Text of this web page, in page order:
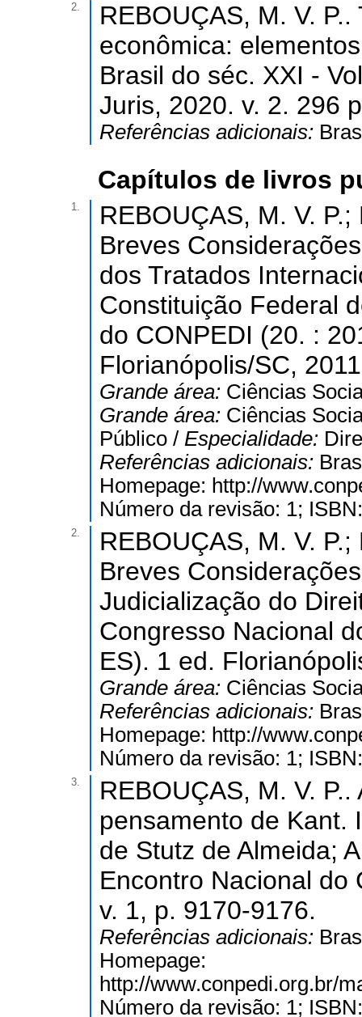
2.
REBOUÇAS, M. V.
econômica:
Brasil do séc. XXI -
Juris, 2020. v. 2. 296
Referências adicionais:
Capítulos de livros
1.
REBOUÇAS, M. V.
Breves
dos Tratados
Constituição Federal
do CONPEDI (20. :
Florianópolis/SC,
Grande área: Ciências
Grande área: Ciências
Público / Especialidade:
Referências adicionais:
Homepage: http://
Número da revisão: 1;
2.
REBOUÇAS, M. V.
Breves
Judicialização do
Congresso Nacional
ES). 1 ed.
Grande área: Ciências
Referências adicionais:
Homepage: http://
Número da revisão: 1;
3.
REBOUÇAS, M. V.
pensamento de Kant.
de Stutz de Almeida;
Encontro Nacional do
v. 1, p. 9170-9176.
Referências adicionais:
Homepage:
http://www.conpedi.org.br/
Número da revisão: 1;